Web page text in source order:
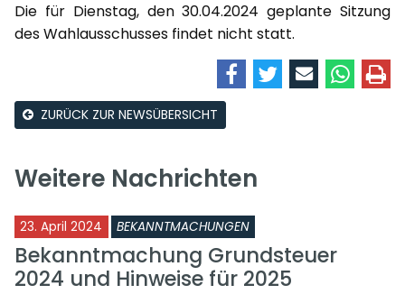
Die für Dienstag, den 30.04.2024 geplante Sitzung
des Wahlausschusses findet nicht statt.
ZURÜCK ZUR NEWSÜBERSICHT
Weitere Nachrichten
23. April 2024 BEKANNTMACHUNGEN
Bekanntmachung Grundsteuer
2024 und Hinweise für 2025